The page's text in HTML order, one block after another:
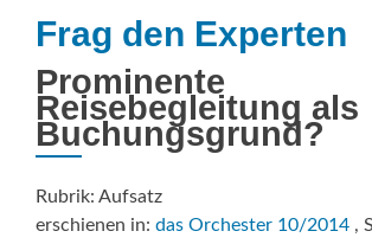
Frag den Experten
Prominente
Reisebegleitung als
Buchungsgrund?
Rubrik: Aufsatz
erschienen in: das Orchester 10/2014 ,